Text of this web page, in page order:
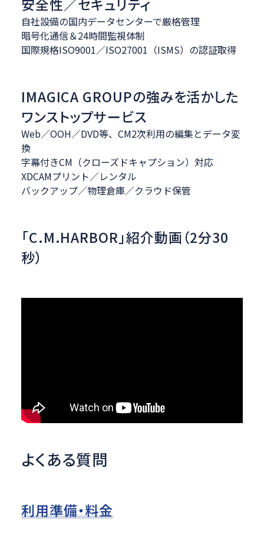
安全性／セキュリティ
自社設備の国内データセンターで厳格管理
暗号化通信＆24時間監視体制
国際規格ISO9001／ISO27001（ISMS）の認証取得
IMAGICA GROUPの強みを活かした
ワンストップサービス
Web／OOH／DVD等、CM2次利用の編集とデータ変
換
字幕付きCM（クローズドキャプション）対応
XDCAMプリント／レンタル
バックアップ／物理倉庫／クラウド保管
「C.M.HARBOR」紹介動画（2分30
秒）
よくある質問
利用準備・料金